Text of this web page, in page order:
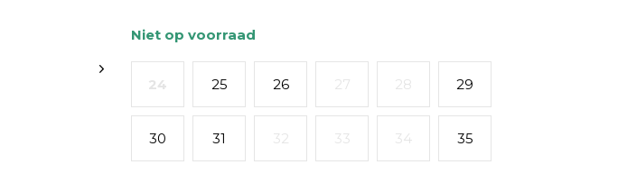
Niet op voorraad
24 25 26 27 28 29
30 31 32 33 34 35